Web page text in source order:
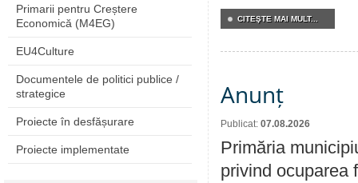
Primarii pentru Creștere
Economică (M4EG)
EU4Culture
Documentele de politici publice /
strategice
Proiecte în desfășurare
Proiecte implementate
CITEŞTE MAI MULT...
Anunț
Publicat: 07.08.2026
Primăria
privind ocuparea